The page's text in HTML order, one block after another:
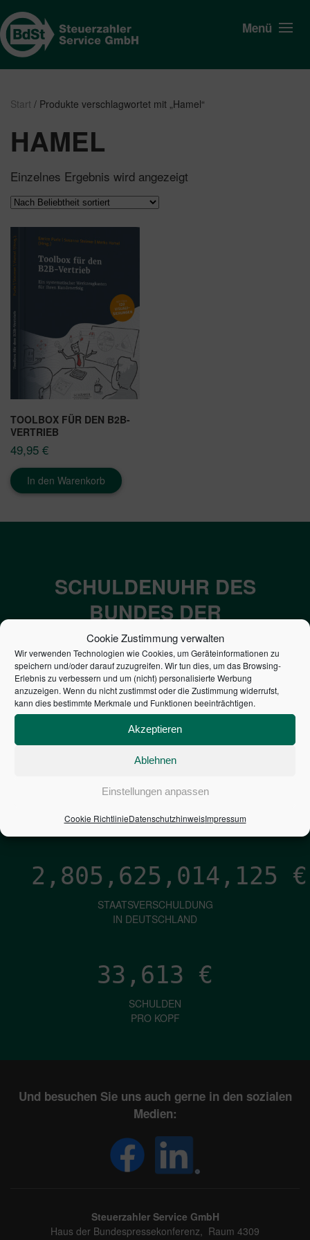
Cookie Zustimmung verwalten
Wir verwenden Technologien wie Cookies, um Geräteinformationen zu
speichern und/oder darauf zuzugreifen. Wir tun dies, um das Browsing-
Erlebnis zu verbessern und um (nicht) personalisierte Werbung
anzuzeigen. Wenn du nicht zustimmst oder die Zustimmung widerrufst,
kann dies bestimmte Merkmale und Funktionen beeinträchtigen.
Akzeptieren
Ablehnen
Einstellungen anpassen
Cookie RichtlinieDatenschutzhinweisImpressum
Menü
Start / Produkte verschlagwortet mit „Hamel“
HAMEL
Einzelnes Ergebnis wird angezeigt
TOOLBOX FÜR DEN B2B-
VERTRIEB
49,95 €
In den Warenkorb
SCHULDENUHR DES
BUNDES DER
STEUERZAHLER
7,052€
NEUVERSCHULDUNG
PRO SEKUNDE
2,805,625,015,352 €
STAATSVERSCHULDUNG
IN DEUTSCHLAND
33,613 €
SCHULDEN
PRO KOPF
Und besuchen Sie uns auch gerne in den sozialen
Medien:
Steuerzahler Service GmbH
Haus der Bundespressekonferenz, Raum 4309